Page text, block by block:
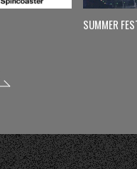
SUMMER